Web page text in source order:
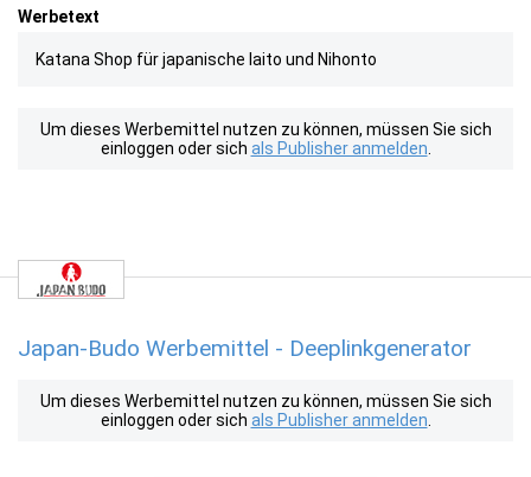
Werbetext
Katana Shop für japanische laito und Nihonto
Um dieses Werbemittel nutzen zu können, müssen Sie sich
einloggen oder sich als Publisher anmelden
Japan-Budo Werbemittel - Deeplinkgenerator
Um dieses Werbemittel nutzen zu können, müssen Sie sich
einloggen oder sich als Publisher anmelden